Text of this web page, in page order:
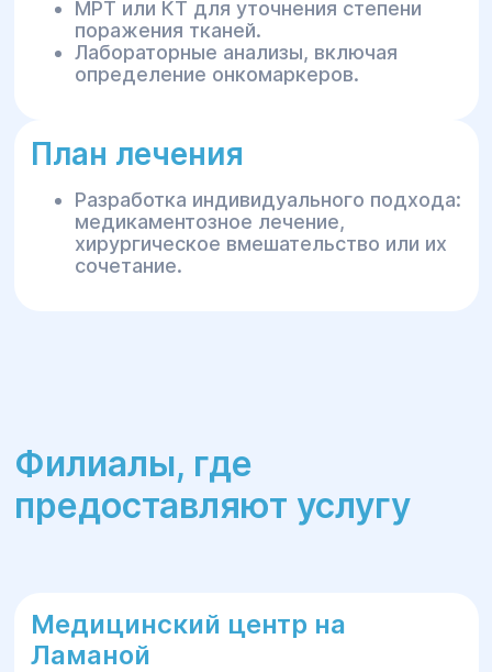
МРТ или КТ для уточнения степени
поражения тканей.
Лабораторные анализы, включая
определение онкомаркеров.
План лечения
Разработка индивидуального подхода:
медикаментозное лечение,
хирургическое вмешательство или их
сочетание.
Филиалы, где
предоставляют услугу
Медицинский центр на
Ламаной